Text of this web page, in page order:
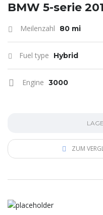
BMW 5-serie
Meilenzahl 80 mi
Fuel type Hybrid
Engine 3000
ZUM